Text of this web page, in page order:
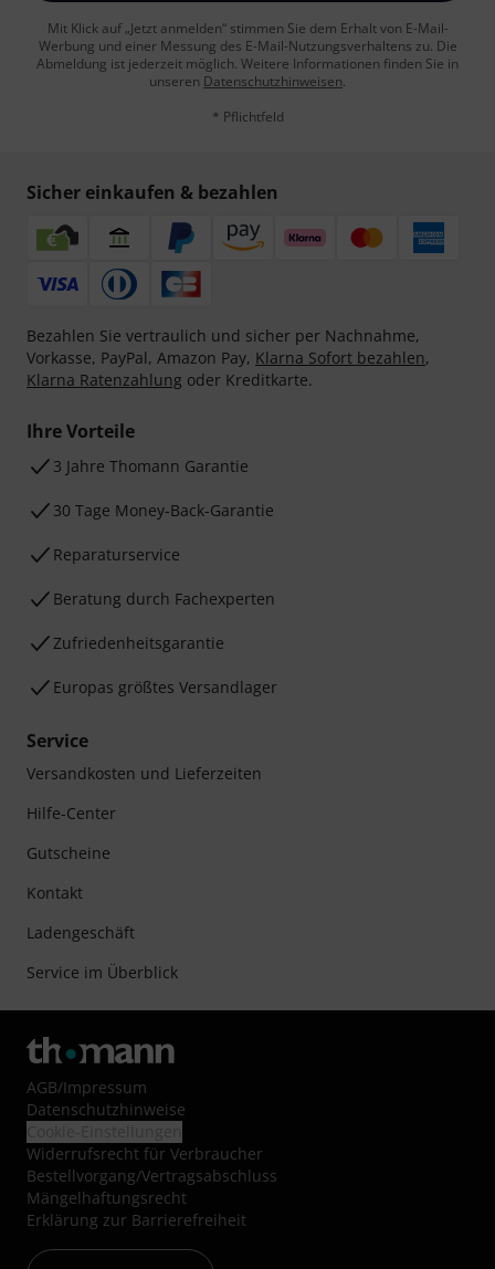
Mit Klick auf „Jetzt anmelden“ stimmen Sie dem Erhalt von E-Mail-
Werbung und einer Messung des E-Mail-Nutzungsverhaltens zu. Die
Abmeldung ist jederzeit möglich. Weitere Informationen finden Sie in
unseren Datenschutzhinweisen.
* Pflichtfeld
Sicher einkaufen & bezahlen
Bezahlen Sie vertraulich und sicher per Nachnahme,
Vorkasse, PayPal, Amazon Pay, Klarna Sofort bezahlen,
Klarna Ratenzahlung oder Kreditkarte.
Ihre Vorteile
3 Jahre Thomann Garantie
30 Tage Money-Back-Garantie
Reparaturservice
Beratung durch Fachexperten
Zufriedenheitsgarantie
Europas größtes Versandlager
Service
Versandkosten und Lieferzeiten
Hilfe-Center
Gutscheine
Kontakt
Ladengeschäft
Service im Überblick
AGB/Impressum
Datenschutzhinweise
Widerrufsrecht für Verbraucher
Bestellvorgang/Vertragsabschluss
Mängelhaftungsrecht
Erklärung zur Barrierefreiheit